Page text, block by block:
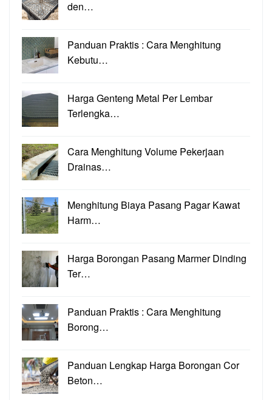
den…
Panduan Praktis : Cara Menghitung
Kebutu…
Harga Genteng Metal Per Lembar
Terlengka…
Cara Menghitung Volume Pekerjaan
Drainas…
Menghitung Biaya Pasang Pagar Kawat
Harm…
Harga Borongan Pasang Marmer Dinding
Ter…
Panduan Praktis : Cara Menghitung
Borong…
Panduan Lengkap Harga Borongan Cor
Beton…